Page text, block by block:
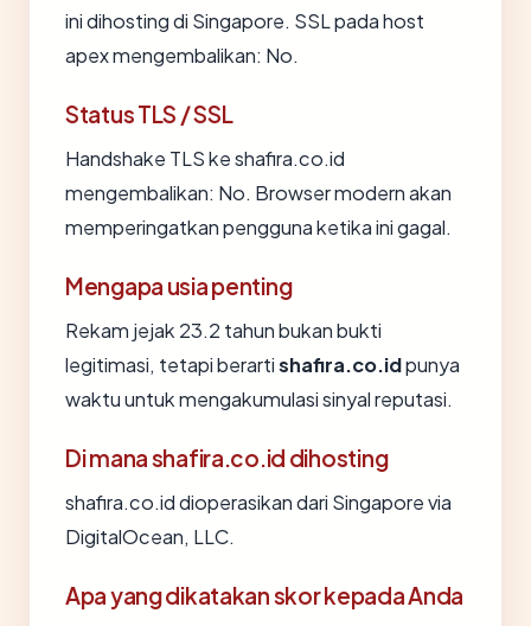
ini dihosting di Singapore. SSL pada host
apex mengembalikan: No.
Status TLS / SSL
Handshake TLS ke shafira.co.id
mengembalikan: No. Browser modern akan
memperingatkan pengguna ketika ini gagal.
Mengapa usia penting
Rekam jejak 23.2 tahun bukan bukti
legitimasi, tetapi berartishafira.co.idpunya
waktu untuk mengakumulasi sinyal reputasi.
Di mana shafira.co.id dihosting
shafira.co.id dioperasikan dari Singapore via
DigitalOcean, LLC.
Apa yang dikatakan skor kepada Anda